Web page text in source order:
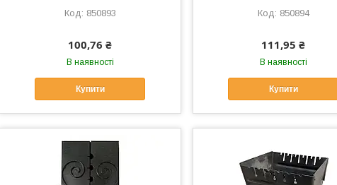
850893
100,76 ₴
В наявності
Купити
850894
111,95 ₴
В наявності
Купити